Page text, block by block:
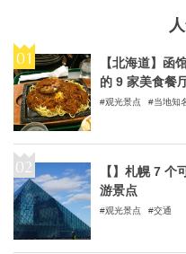
【北海道】函
的 9 家美食餐
观光景点 当地知
【】札幌 7 个
游景点
观光景点 交通